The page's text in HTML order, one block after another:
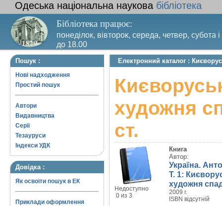
Одеська національна наукова бібліотека
Бібліотека працює:
понеділок, вівторок, середа, четвер, субота
до 18.00
Вихідний день – п’ятниця. Останній четвер
Пошук :
Нові надходження
Простий пошук
Автори
Видавництва
Серії
Тезауруси
Індекси УДК
Довідка :
Як освоїти пошук в ЕК
Приклади оформлення
Електронний каталог :
художня
ст.
Недоступно
0 из 3
Книга
Автор:
Україна.
Т. 1:
художня
2009 г.
ISBN відсутній